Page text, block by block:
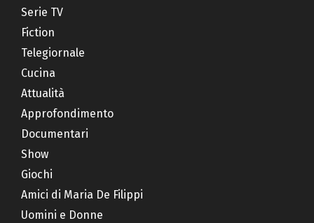
Serie TV
Fiction
Telegiornale
Cucina
Attualità
Approfondimento
Documentari
Show
Giochi
Amici di Maria De Filippi
Uomini e Donne